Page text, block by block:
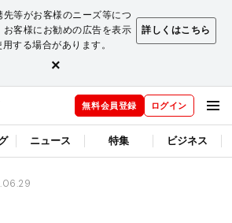
等がお客様のニーズ等につ
客様にお勧めの広告を表示
する場合があります。
詳しくはこちら
×
無料会員登録 ログイン
ニュース 特集 ビジネス